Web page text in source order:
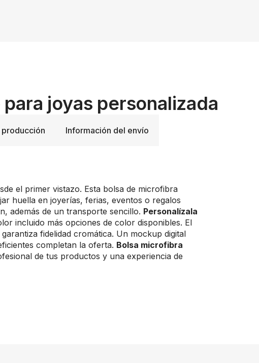
joyas personalizada
Información del envío
el primer vistazo. Esta bolsa de microfibra
huella en joyerías, ferias, eventos o regalos
además de un transporte sencillo. Personalízala
incluido más opciones de color disponibles. El
fidelidad cromática. Un mockup digital
completan la oferta. Bolsa microfibra
de tus productos y una experiencia de